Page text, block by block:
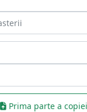
Prima parte a copiei